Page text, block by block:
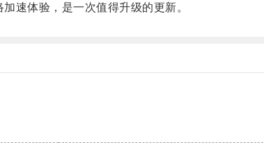
速体验，是一次值得升级的更新。